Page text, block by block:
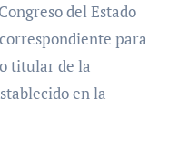
del Estado
para
titular de la
en la